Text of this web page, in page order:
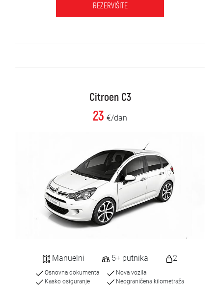
REZERVIŠITE
Citroen C3
23 €/dan
Manuelni 5+ putnika 2
Osnovna dokumenta
Kasko osiguranje
Nova vozila
Neograničena kilometraža